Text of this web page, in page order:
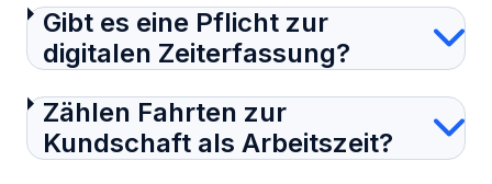
Gibt es eine Pflicht zur
digitalen Zeiterfassung?
Zählen Fahrten zur
Kundschaft als Arbeitszeit?